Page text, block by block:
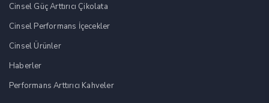
Cinsel Güç Arttırıcı Çikolata
Cinsel Performans İçecekler
Cinsel Ürünler
Haberler
Performans Arttırıcı Kahveler